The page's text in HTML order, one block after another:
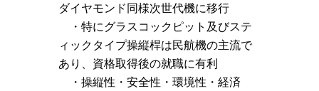
ダイヤモンド同様次世代機に移行
・特にグラスコックピット及びステ
ィックタイプ操縦桿は民航機の主流で
あり、資格取得後の就職に有利
・操縦性・安全性・環境性・経済